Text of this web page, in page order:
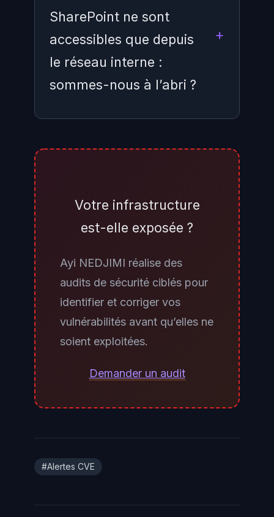
SharePoint ne sont
accessibles que depuis
le réseau interne :
sommes-nous à l’abri ?
VPN ou accès distant avant
compte « Site Member » a été
compromis — via phishing,
credential stuffing
ou achat sur le
exploiter CVE-2026-45659 depuis
l’intérieur de votre périmètre
réseau. Patcher reste impératif,
indépendamment de l’exposition
Votre infrastructure
est-elle exposée ?
Ayi NEDJIMI réalise des
audits de sécurité ciblés pour
identifier et corriger vos
vulnérabilités avant qu’elles ne
soient exploitées.
Demander un audit
#Alertes CVE